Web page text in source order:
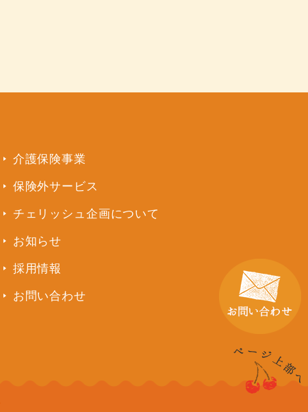
介護保険事業
保険外サービス
チェリッシュ企画について
お知らせ
採用情報
お問い合わせ